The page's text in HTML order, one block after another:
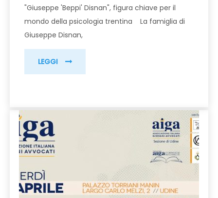
"Giuseppe 'Beppi' Disnan", figura chiave per il
mondo della psicologia trentina La famiglia di
Giuseppe Disnan,
LEGGI